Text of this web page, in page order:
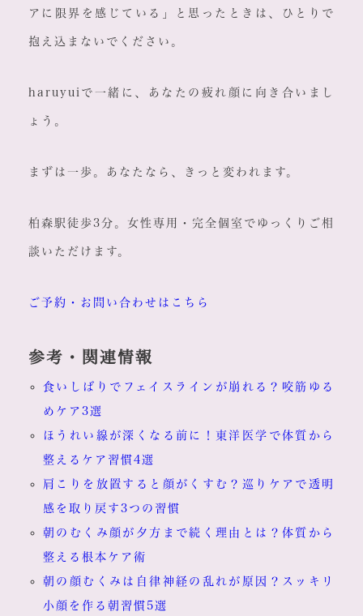
アに限界を感じている」と思ったときは、ひとりで
抱え込まないでください。
haruyuiで一緒に、あなたの疲れ顔に向き合いまし
ょう。
まずは一歩。あなたなら、きっと変われます。
柏森駅徒歩3分。女性専用・完全個室でゆっくりご相
談いただけます。
ご予約・お問い合わせはこちら
参考・関連情報
食いしばりでフェイスラインが崩れる？咬筋ゆる
めケア3選
ほうれい線が深くなる前に！東洋医学で体質から
整えるケア習慣4選
肩こりを放置すると顔がくすむ？巡りケアで透明
感を取り戻す3つの習慣
朝のむくみ顔が夕方まで続く理由とは？体質から
整える根本ケア術
朝の顔むくみは自律神経の乱れが原因？スッキリ
小顔を作る朝習慣5選